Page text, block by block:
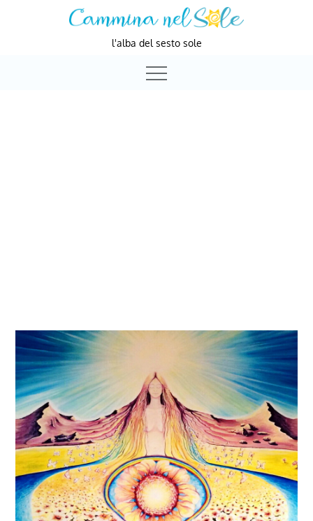
l'alba del sesto sole